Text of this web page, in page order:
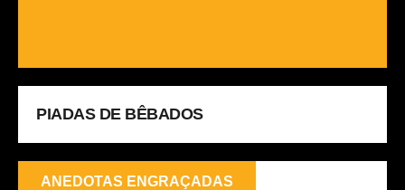
PIADAS DE BÊBADOS
ANEDOTAS ENGRAÇADAS